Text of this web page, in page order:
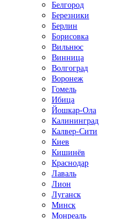
Белгород
Березники
Берлин
Борисовка
Вильнюс
Винница
Волгоград
Воронеж
Гомель
Ибица
Йошкар-Ола
Калининград
Калвер-Сити
Киев
Кишинёв
Краснодар
Лаваль
Лион
Луганск
Минск
Монреаль